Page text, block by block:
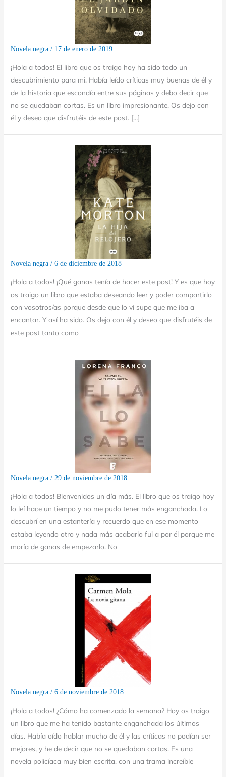
Novela negra / 17 de enero de 2019
¡Hola a todos! El libro que os traigo hoy ha sido todo un
descubrimiento para mi. Había leído críticas muy buenas de él y
de la historia que escondía entre sus páginas y debo decir que
no se quedaban cortas. Es un libro impresionante. Os dejo con
él y deseo que disfrutéis de este post. […]
Novela negra /6 de diciembre de 2018
¡Hola a todos! ¡Qué ganas tenía de hacer este post! Y es que hoy
os traigo un libro que estaba deseando leer y poder compartirlo
con vosotros/as porque desde que lo vi supe que me iba a
encantar. Y así ha sido. Os dejo con él y deseo que disfrutéis de
este post tanto como
Novela negra / 29 de noviembre de 2018
¡Hola a todos! Bienvenidos un día más. El libro que os traigo hoy
lo leí hace un tiempo y no me pudo tener más enganchada. Lo
descubrí en una estantería y recuerdo que en ese momento
estaba leyendo otro y nada más acabarlo fui a por él porque me
moría de ganas de empezarlo. No
Novela negra /6 de noviembre de 2018
¡Hola a todos! ¿Cómo ha comenzado la semana? Hoy os traigo
un libro que me ha tenido bastante enganchada los últimos
días. Había oído hablar mucho de él y las críticas no podían ser
mejores, y he de decir que no se quedaban cortas. Es una
novela policíaca muy bien escrita, con una trama increíble